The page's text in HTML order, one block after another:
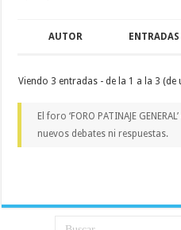
AUTOR ENTRADAS
Viendo 3 entradas - de la 1 a la 3 (de
El foro ‘FORO PATINAJE
nuevos debates ni respuestas.